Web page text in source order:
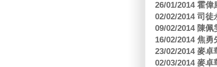
26/01/2014 霍
02/02/2014 司
09/02/2014 陳
16/02/2014 焦
23/02/2014 麥
02/03/2014 麥